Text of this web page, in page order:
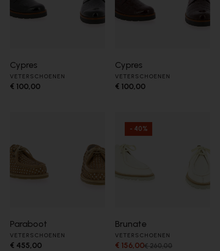
Cypres
VETERSCHOENEN
€ 100,00
Cypres
VETERSCHOENEN
€ 100,00
Paraboot
VETERSCHOENEN
€ 455,00
- 40%
Brunate
VETERSCHOENEN
€ 156,00€ 260,00